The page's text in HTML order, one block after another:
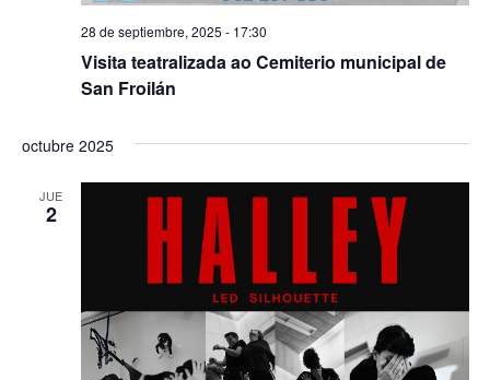
Visita teatralizada ao Cemiterio municipal de
San Froilán
28 de septiembre, 2025 - 17:30
octubre 2025
JUE
2